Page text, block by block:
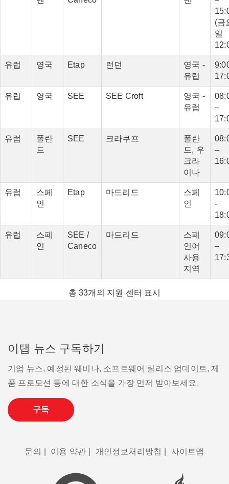
(금
일
유럽 영국 Etap 런던
영국 -
유럽
유럽 영국 SEE SEE Croft
영국 -
유럽
–
유럽
폴란
드
SEE 크라쿠프
폴란
드, 우
크라
이나
–
유럽
스페
인
Etap 마드리드
스페
인
-
유럽
스페
인
SEE /
Caneco
마드리드
스페
인어
사용
지역
–
총 33개의 지원 센터 표시
이탭 뉴스 구독하기
기업 뉴스, 예정된 웨비나, 소프트웨어 릴리스 업데이트, 제
품 프로모션 등에 대한 소식을 가장 먼저 받아보세요.
구독
문의 이용 약관 개인정보처리방침 사이트맵